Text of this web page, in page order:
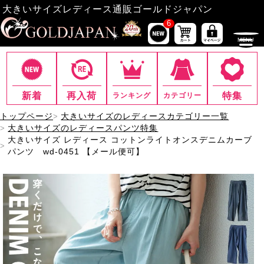
大きいサイズレディース通販ゴールドジャパン
6
新着 再入荷 ランキング カテゴリー 特集
トップページ
大きいサイズのレディースカテゴリー一覧
大きいサイズのレディースパンツ特集
大きいサイズ レディース コットンライトオンスデニムカーブ
パンツ wd-0451 【メール便可】